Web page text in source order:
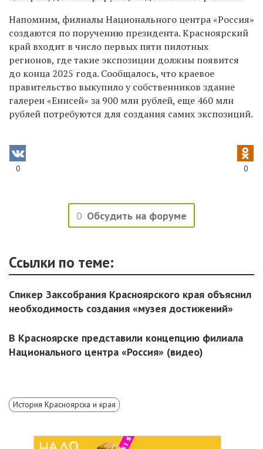
Напомним, филиалы Национального центра «Россия»
создаются по поручению президента. Красноярский
край входит в число первых пяти пилотных
регионов, где такие экспозиции должны появится
до конца 2025 года. Сообщалось, что краевое
правительство выкупило у собственников здание
галереи «Енисей» за 900 млн рублей, еще 460 млн
рублей потребуются для создания самих экспозиций.
0 0
0 Обсудить на форуме
Ссылки по теме:
Спикер Заксобрания Красноярского края объяснил
необходимость создания «музея достижений»
В Красноярске представили концепцию филиала
Национального центра «Россия» (видео)
История Красноярска и края